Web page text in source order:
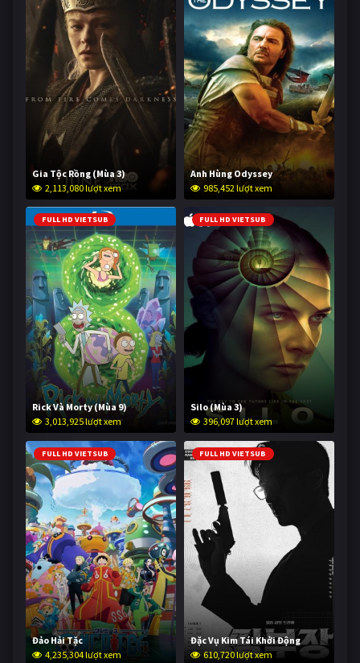
Gia Tộc Rồng (Mùa 3)
2,113,080 lượt xem
Anh Hùng Odyssey
985,452 lượt xem
FULL HD VIETSUB
Rick Và Morty (Mùa 9)
3,013,925 lượt xem
FULL HD VIETSUB
Silo (Mùa 3)
396,097 lượt xem
FULL HD VIETSUB
Đảo Hải Tặc
4,235,304 lượt xem
FULL HD VIETSUB
Đặc Vụ Kim Tái Khởi Động
610,720 lượt xem